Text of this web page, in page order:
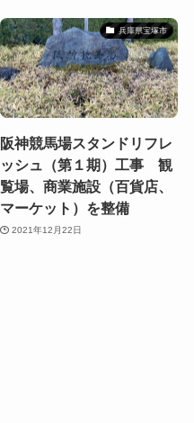
兵庫県宝塚市
阪神競馬場スタンドリフレ
ッシュ（第１期）工事 観
覧場、商業施設（百貨店、
マーケット）を整備
2021年12月22日